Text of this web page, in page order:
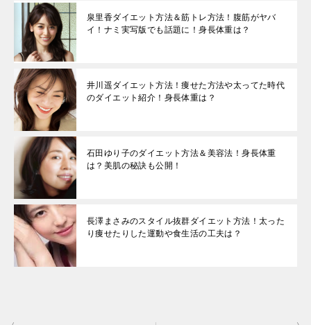
泉里香ダイエット方法＆筋トレ方法！腹筋がヤバ
イ！ナミ実写版でも話題に！身長体重は？
井川遥ダイエット方法！痩せた方法や太ってた時代
のダイエット紹介！身長体重は？
石田ゆり子のダイエット方法＆美容法！身長体重
は？美肌の秘訣も公開！
長澤まさみのスタイル抜群ダイエット方法！太った
り痩せたりした運動や食生活の工夫は？